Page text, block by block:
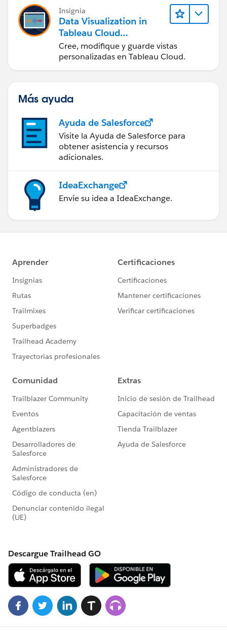
Insignia
Data Visualization in
Tableau Cloud
(Visualización de datos
en Tableau Cloud)
Cree, modifique y guarde vistas
personalizadas en Tableau Cloud.
Más ayuda
Ayuda de Salesforce
Visite la Ayuda de Salesforce para
obtener asistencia y recursos
adicionales.
IdeaExchange
Envíe su idea a IdeaExchange.